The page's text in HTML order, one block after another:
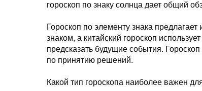
гороскоп по знаку солнца дает общий
Гороскоп по элементу знака
знаком, а китайский гороскоп
предсказать будущие события.
по принятию решений.
Какой тип гороскопа наиболее важен